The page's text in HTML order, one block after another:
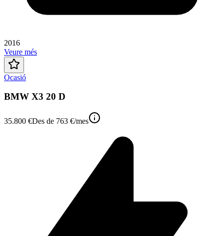
2016
Veure més
Ocasió
BMW X3 20 D
35.800 €Des de 763 €/mes